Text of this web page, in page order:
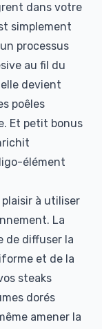
dans votre
simplement
processus
au fil du
devient
poêles
Et petit bonus
élément
à utiliser
La
de diffuser la
et de la
steaks
dorés
amener la